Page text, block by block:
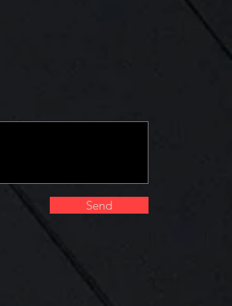
Send